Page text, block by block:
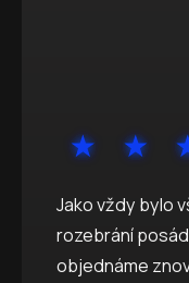
Jako vždy bylo
rozebrání
objednáme